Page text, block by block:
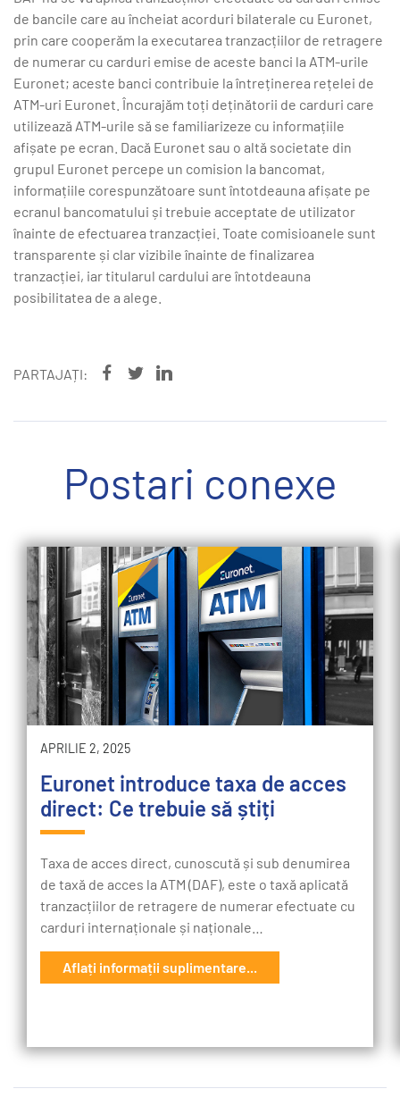
de bancile care au încheiat acorduri bilaterale cu Euronet,
prin care cooperăm la executarea tranzacțiilor de retragere
de numerar cu carduri emise de aceste banci la ATM-urile
Euronet; aceste banci contribuie la întreținerea rețelei de
ATM-uri Euronet. Încurajăm toți deținătorii de carduri care
utilizează ATM-urile să se familiarizeze cu informațiile
afișate pe ecran. Dacă Euronet sau o altă societate din
grupul Euronet percepe un comision la bancomat,
informațiile corespunzătoare sunt întotdeauna afișate pe
ecranul bancomatului și trebuie acceptate de utilizator
înainte de efectuarea tranzacției. Toate comisioanele sunt
transparente și clar vizibile înainte de finalizarea
tranzacției, iar titularul cardului are întotdeauna
posibilitatea de a alege.
PARTAJAȚI:
Postari conexe
APRILIE 2, 2025
Euronet introduce taxa de acces
direct: Ce trebuie să știți
Taxa de acces direct, cunoscută și sub denumirea
de taxă de acces la ATM (DAF), este o taxă aplicată
tranzacțiilor de retragere de numerar efectuate cu
carduri internaționale și naționale…
Aflați informații suplimentare...